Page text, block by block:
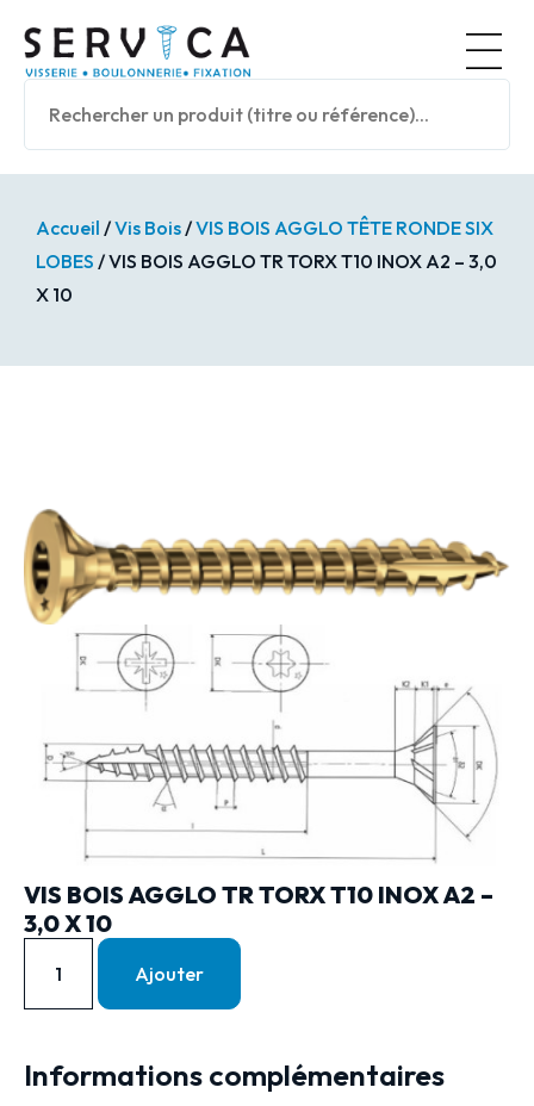
Accueil /Vis Bois/VIS BOIS AGGLO TÊTE RONDE SIX
LOBES / VIS BOIS AGGLO TR TORX T10 INOX A2 – 3,0
X 10
VIS BOIS AGGLO TR TORX T10 INOX A2 –
3,0 X 10
Ajouter
Informations complémentaires